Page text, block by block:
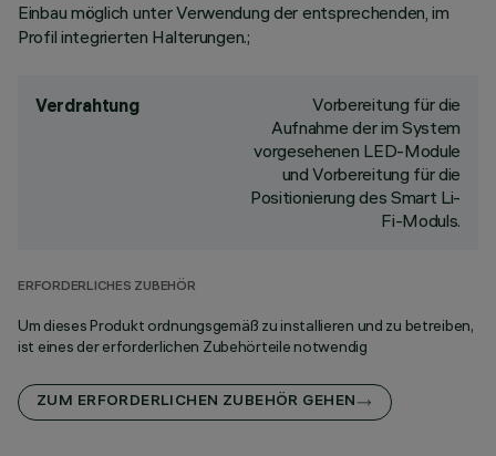
Einbau möglich unter Verwendung der entsprechenden, im
Profil integrierten Halterungen.;
Verdrahtung
Vorbereitung für die
Aufnahme der im System
vorgesehenen LED-Module
und Vorbereitung für die
Positionierung des Smart Li-
Fi-Moduls.
ERFORDERLICHES ZUBEHÖR
Um dieses Produkt ordnungsgemäß zu installieren und zu betreiben,
ist eines der erforderlichen Zubehörteile notwendig
ZUM ERFORDERLICHEN ZUBEHÖR GEHEN